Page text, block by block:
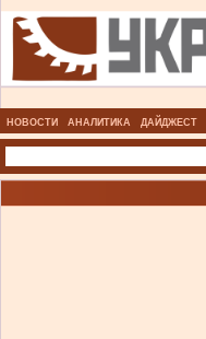
НОВОСТИ АНАЛИТИКА ДАЙДЖЕСТ